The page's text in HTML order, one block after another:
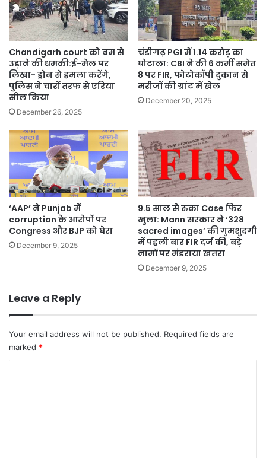
Chandigarh court को बम से
उड़ाने की धमकी:ई-मेल पर
लिखा- ड्रोन से हमला करेंगे,
पुलिस ने चारों तरफ से एरिया
सील किया
December 26, 2025
चंडीगढ़ PGI में 1.14 करोड़ का
घोटाला: CBI ने की 6 कर्मी समेत
8 पर FIR, फोटोकॉपी दुकान से
मरीजों की ग्रांट में खेल
December 20, 2025
‘AAP’ ने Punjab में
corruption के आरोपों पर
Congress और BJP को घेरा
December 9, 2025
9.5 साल से रुका Case फिर
खुला: Mann सरकार ने ‘328
sacred images’ की गुमशुदगी
में पहली बार FIR दर्ज की, बड़े
नामों पर मंडराया खतरा
December 9, 2025
Leave a Reply
Your email address will not be published. Required fields are
marked *